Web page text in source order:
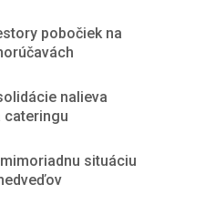
pobočiek na
nalieva
cateringu
situáciu